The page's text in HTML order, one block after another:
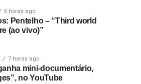
6 horas ago
Pentelho – “Third world
(ao vivo)”
7 horas ago
mini-documentário,
no YouTube